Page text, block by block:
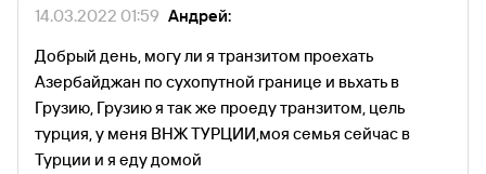
14.03.2022 01:59 Андрей:
Добрый день, могу ли я транзитом проехать
Азербайджан по сухопутной границе и вьхать в
Грузию, Грузию я так же проеду транзитом, цель
турция, у меня ВНЖ ТУРЦИИ,моя семья сейчас в
Турции и я еду домой